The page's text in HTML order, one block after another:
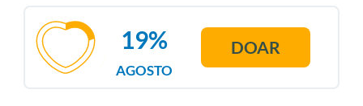
AGOSTO
19% DOAR